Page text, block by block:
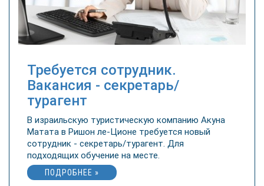
Требуется сотрудник.
Вакансия - секретарь/
турагент
В израильскую туристическую компанию Акуна
Матата в Ришон ле-Ционе требуется новый
сотрудник - секретарь/турагент. Для
подходящих обучение на месте.
ПОДРОБНЕЕ »